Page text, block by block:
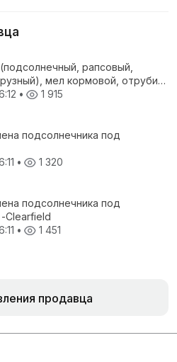
рапсовый,
мел кормовой, отруби
свекловичный, соя
• 1 915
подсолнечника под
• 1 320
подсолнечника под
-Сlearfield
• 1 451
продавца